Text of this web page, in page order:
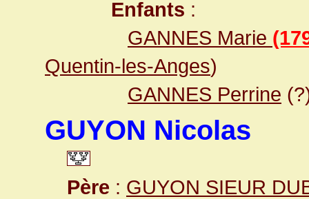
Enfants :
GANNES Marie
Quentin-les-Anges)
GANNES Perrine
GUYON Nicolas
Père : GUYON SIEUR